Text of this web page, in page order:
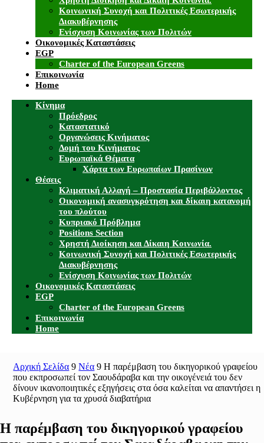
Κοινωνική Συνοχή και Πολιτικές Εσωτερικής
Διακυβέρνησης
Ενίσχυση Κοινωνίας των Πολιτών
Οικονομικές Καταστάσεις
EGP
Charter of the European Greens
Επικοινωνία
Home
Κίνημα
Πρόεδρος
Καταστατικό
Οργανώσεις Κινήματος
Δομή του Κινήματος
Ευρωπαϊκά Θέματα
Χάρτα των Ευρωπαίων Πρασίνων
Θέσεις
Κλιματική Αλλαγή – Προστασία Περιβάλλοντος
Οικονομική ανασυγκρότηση και δίκαιη κατανομή
του πλούτου
Κυπριακό Πρόβλημα
Positions Section
Χρηστή Διοίκηση και Δίκαιη Κοινωνία.
Κοινωνική Συνοχή και Πολιτικές Εσωτερικής
Διακυβέρνησης
Ενίσχυση Κοινωνίας των Πολιτών
Οικονομικές Καταστάσεις
EGP
Charter of the European Greens
Επικοινωνία
Home
Αρχική Σελίδα 9 Νέα 9 Η παρέμβαση του δικηγορικού γραφείου
που εκπροσωπεί τον Σαουδάραβα και την οικογένειά του δεν
δίνουν ικανοποιητικές εξηγήσεις στα όσα καλείται να απαντήσει η
Κυβέρνηση για τα χρυσά διαβατήρια
Η παρέμβαση του δικηγορικού γραφείου